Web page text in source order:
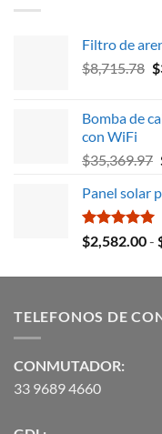
Filtro de
$8,715.78 El
$
Bomba de
con WiFi
$35,369.97
Panel solar
Valorado
con
$2,582.00-
TELEFONOS DE
CONMUTADOR:
33 9689 4660